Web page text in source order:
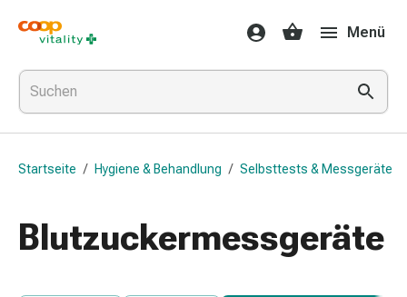
Medikamente
&
Gesundheit
Grippe
&
Erkältung
Grippe-
Erkältung
Medikamente
Menü
Startseite / Hygiene & Behandlung / Selbsttests & Messgeräte
Blutzuckermessgeräte